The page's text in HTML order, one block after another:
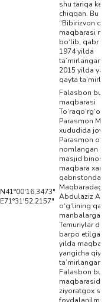
shu tariqa kelib
chiqqan. Bu
“Bibirizvon
maqbarasi
bo‘lib, qabr
1974 yilda
ta’mirlangan.
2015 yilda
qayta
N41°00'16,3473"
E71°31'52,2157"
Falasbon buva
maqbarasi
To‘raqo‘rg‘on
Parasmon MFY
xududida
Parasmon ota
nomlangan
masjid binosi,
maqbara
qabristondan
Maqbaradagi
Abdulaziz
o‘g‘lining
manbalarga
Temuriylar
barpo etilgan.
yilda maqbara
yangicha
ta’mirlangan.
Falasbon buva
maqbarasidan
ziyoratgox